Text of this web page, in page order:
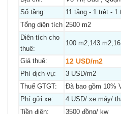
Số tầng:
11 tầng - 1 trệt - 1
Tổng diện tích 2500 m2
Diên tích cho
thuê:
100 m2;143
Giá thuê: 12 USD/m2
Phí dịch vụ:
3 USD/m2
Thuế GTGT:
Đã bao gồm 10%
Phí gửi xe:
4 USD/ xe máy/
Tiền điện:
3500 đồng/ kw